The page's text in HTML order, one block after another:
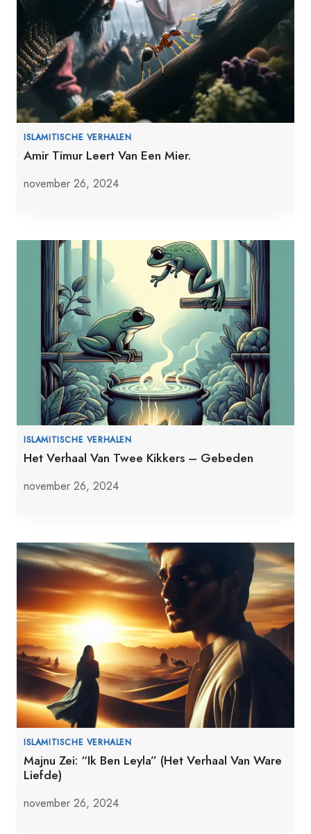
ISLAMITISCHE VERHALEN
Amir Timur Leert Van Een Mier.
november 26, 2024
ISLAMITISCHE VERHALEN
Het Verhaal Van Twee Kikkers – Gebeden
november 26, 2024
ISLAMITISCHE VERHALEN
Majnu Zei: “Ik Ben Leyla” (Het Verhaal Van Ware
Liefde)
november 26, 2024